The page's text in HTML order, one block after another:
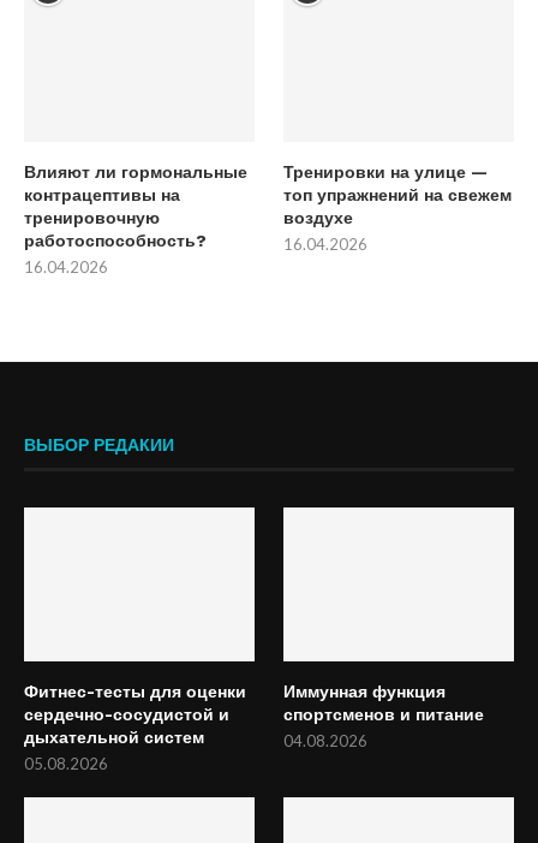
Влияют ли гормональные
контрацептивы на
тренировочную
работоспособность?
16.04.2026
Тренировки на улице —
топ упражнений на свежем
воздухе
16.04.2026
ВЫБОР РЕДАКИИ
Фитнес-тесты для оценки
сердечно-сосудистой и
дыхательной систем
05.08.2026
Иммунная функция
спортсменов и питание
04.08.2026